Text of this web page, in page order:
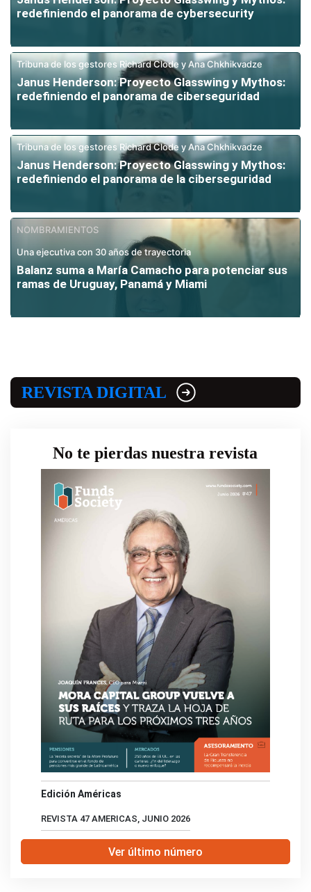
redefiniendo el panorama de cybersecurity
Tribuna de los gestores Richard Clode y Ana Chkhikvadze
Janus Henderson: Proyecto Glasswing y Mythos:
redefiniendo el panorama de ciberseguridad
Tribuna de los gestores Richard Clode y Ana Chkhikvadze
Janus Henderson: Proyecto Glasswing y Mythos:
redefiniendo el panorama de la ciberseguridad
NOMBRAMIENTOS
Una ejecutiva con 30 años de trayectoria
Balanz suma a María Camacho para potenciar sus
ramas de Uruguay, Panamá y Miami
REVISTA DIGITAL
No te pierdas nuestra revista
Edición Américas
REVISTA 47 AMERICAS, JUNIO 2026
Ver último número